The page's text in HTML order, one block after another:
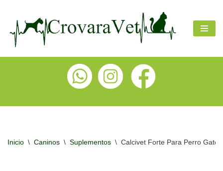
Inicio \ Caninos \ Suplementos \ Calcivet Forte Para Perro Gato